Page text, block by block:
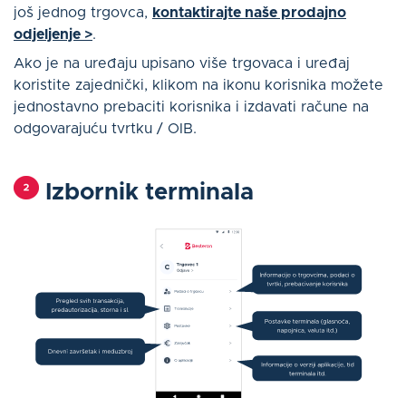
još jednog trgovca, kontaktirajte naše prodajno
odjeljenje >.
Ako je na uređaju upisano više trgovaca i uređaj
koristite zajednički, klikom na ikonu korisnika možete
jednostavno prebaciti korisnika i izdavati račune na
odgovarajuću tvrtku / OIB.
Izbornik terminala